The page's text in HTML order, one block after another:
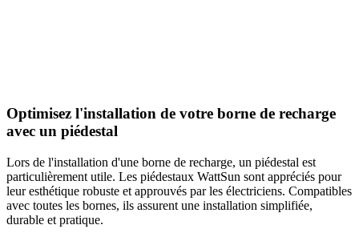
Optimisez l'installation de votre borne de recharge
avec un piédestal
Lors de l'installation d'une borne de recharge, un piédestal est
particulièrement utile. Les piédestaux WattSun sont appréciés pour
leur esthétique robuste et approuvés par les électriciens. Compatibles
avec toutes les bornes, ils assurent une installation simplifiée,
durable et pratique.